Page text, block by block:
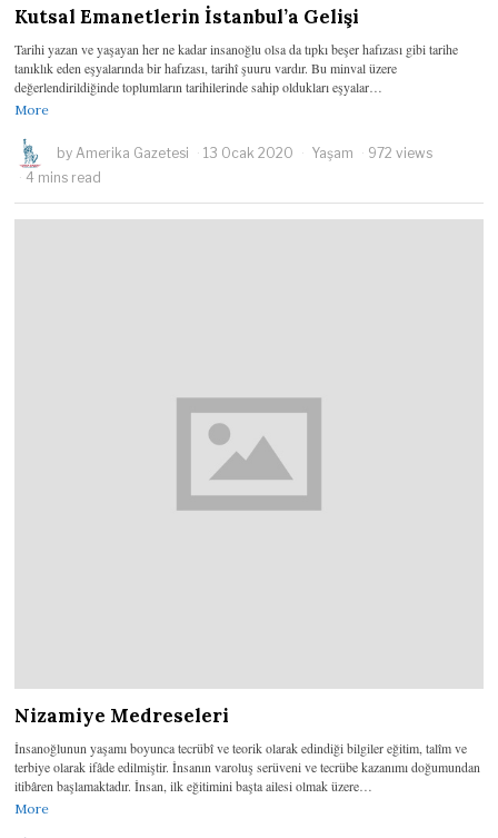
Kutsal Emanetlerin İstanbul’a Gelişi
Tarihi yazan ve yaşayan her ne kadar insanoğlu olsa da tıpkı beşer hafızası gibi tarihe
tanıklık eden eşyalarında bir hafızası, tarihî şuuru vardır. Bu minval üzere
değerlendirildiğinde toplumların tarihilerinde sahip oldukları eşyalar…
More
by Amerika Gazetesi 13 Ocak 2020 Yaşam
972 views
4 mins read
Nizamiye Medreseleri
İnsanoğlunun yaşamı boyunca tecrübî ve teorik olarak edindiği bilgiler eğitim, talîm ve
terbiye olarak ifâde edilmiştir. İnsanın varoluş serüveni ve tecrübe kazanımı doğumundan
itibâren başlamaktadır. İnsan, ilk eğitimini başta ailesi olmak üzere…
More